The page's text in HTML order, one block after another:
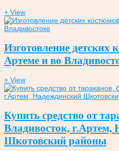
+ View
Изготовление детских
Артеме и во
+ View
Купить средство от
Владивосток, г.Артем,
Шкотовский районы